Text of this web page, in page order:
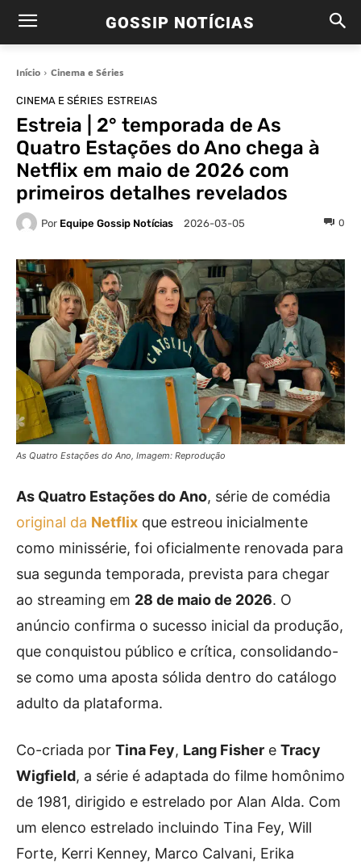
GOSSIP NOTÍCIAS
Início Cinema e Séries
CINEMA E SÉRIES ESTREIAS
Estreia | 2° temporada de As
Quatro Estações do Ano chega à
Netflix em maio de 2026 com
primeiros detalhes revelados
Por Equipe Gossip Notícias 2026-03-05 0
As Quatro Estações do Ano, Imagem: Reprodução
As Quatro Estações do Ano, série de comédia
original da Netflix que estreou inicialmente
como minissérie, foi oficialmente renovada para
sua segunda temporada, prevista para chegar
ao streaming em 28 de maio de 2026. O
anúncio confirma o sucesso inicial da produção,
que conquistou público e crítica, consolidando-
se como uma aposta sólida dentro do catálogo
adulto da plataforma.
Co-criada por Tina Fey, Lang Fisher e Tracy
Wigfield, a série é adaptada do filme homônimo
de 1981, dirigido e estrelado por Alan Alda. Com
um elenco estrelado incluindo Tina Fey, Will
Forte, Kerri Kenney, Marco Calvani, Erika